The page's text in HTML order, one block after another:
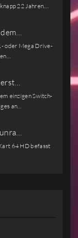
22 Jahren.…
oder Mega Drive-
einzigen Switch-
an…
64 HD befasst